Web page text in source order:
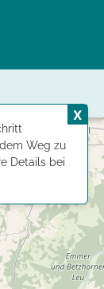
Weg zu
Details bei
X